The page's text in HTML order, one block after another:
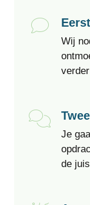
Wij
Je
de